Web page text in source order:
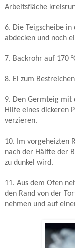
Arbeitsfläche
6. Die Teigscheibe
abdecken und noch
7. Backrohr auf 170
8. Ei zum
9. Den Germteig mit
Hilfe eines dickeren
verzieren.
10. Im vorgeheizten
nach der Hälfte der
zu dunkel wird.
11. Aus dem Ofen
den Rand von der
nehmen und auf